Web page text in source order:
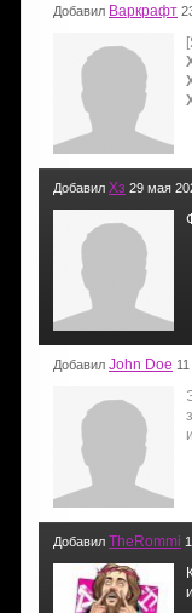
Добавил Варкрафт
Добавил Хз 29 мая
Добавил John Doe
Добавил TheRommi